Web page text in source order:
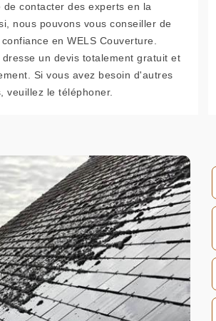
de contacter des experts en la
nous pouvons vous conseiller de
en WELS Couverture.
dresse un devis totalement gratuit et
Si vous avez besoin d'autres
veuillez le téléphoner.